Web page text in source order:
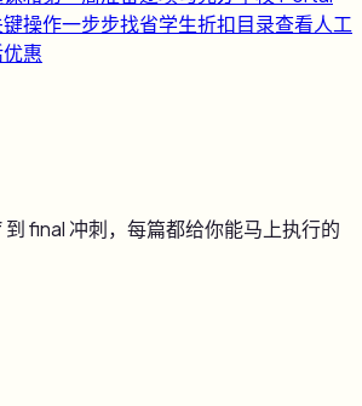
操作一步步找省学生折扣目录查看人工
惠
final 冲刺，每篇都给你能马上执行的